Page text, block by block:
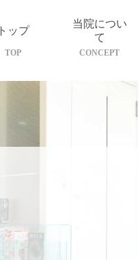
トップ
TOP
当院につい
て
CONCEPT